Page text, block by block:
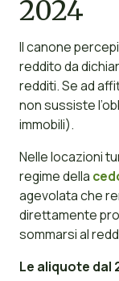
2024
Il canone
reddito da
redditi. Se ad
non sussiste
immobili).
Nelle locazioni
regime della
agevolata che
direttamente
sommarsi al
Le aliquote dal